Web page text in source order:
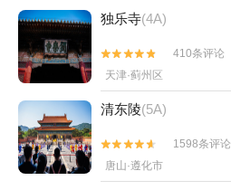
独乐寺(4A)


410条评论
天津·蓟州区
清东陵(5A)


1598条评论
唐山·遵化市